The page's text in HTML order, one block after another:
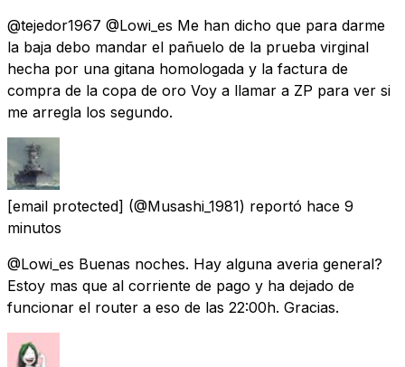
@tejedor1967 @Lowi_es Me han dicho que para darme
la baja debo mandar el pañuelo de la prueba virginal
hecha por una gitana homologada y la factura de
compra de la copa de oro Voy a llamar a ZP para ver si
me arregla los segundo.
[email protected] (@Musashi_1981) reportó hace 9
minutos
@Lowi_es Buenas noches. Hay alguna averia general?
Estoy mas que al corriente de pago y ha dejado de
funcionar el router a eso de las 22:00h. Gracias.